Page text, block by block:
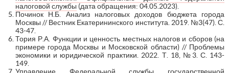
налоговой службы (дата обращения: 04.05.2023).
Починок Н.Б. Анализ налоговых доходов бюджета города
Москвы // Вестник Екатерининского института. 2019. №3(47). С.
43-47.
Тория Р.А. Функции и ценность местных налогов и сборов (на
примере города Москвы и Московской области) // Проблемы
экономики и юридической практики. 2022. Т. 18, №3. С. 143-
149.
Управление Федеральной службы государственной